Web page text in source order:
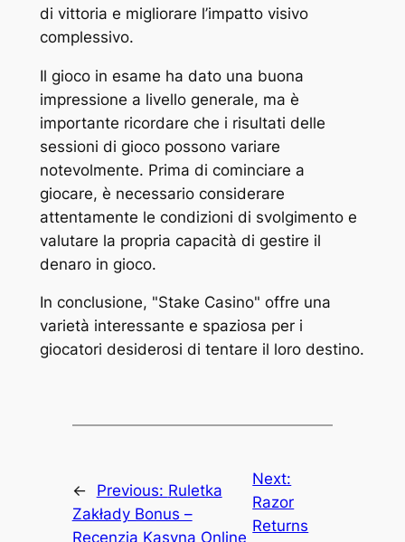
di vittoria e migliorare l’impatto visivo
complessivo.
Il gioco in esame ha dato una buona
impressione a livello generale, ma è
importante ricordare che i risultati delle
sessioni di gioco possono variare
notevolmente. Prima di cominciare a
giocare, è necessario considerare
attentamente le condizioni di svolgimento e
valutare la propria capacità di gestire il
denaro in gioco.
In conclusione, "Stake Casino" offre una
varietà interessante e spaziosa per i
giocatori desiderosi di tentare il loro destino.
← Previous: Ruletka
Zakłady Bonus –
Recenzja Kasyna Online
Next:
Razor
Returns